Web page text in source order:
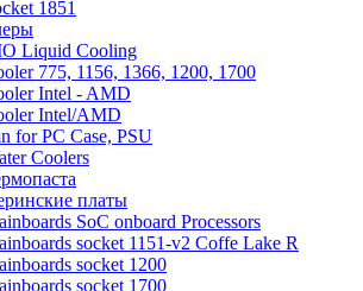
1851
Liquid Cooling
775, 1156, 1366, 1200, 1700
Intel - AMD
Intel/AMD
for PC Case, PSU
Coolers
платы
SoC onboard Processors
socket 1151-v2 Coffe Lake R
socket 1200
socket 1700